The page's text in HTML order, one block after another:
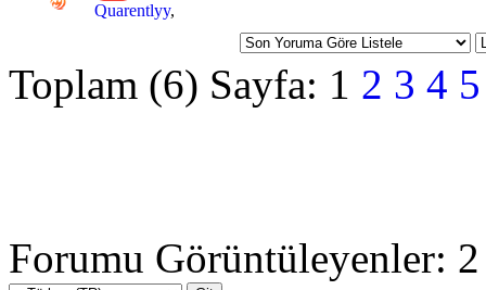
Quarentlyy,
Toplam (6) Sayfa: 1 2 3 4 5
Forumu Görüntüleyenler: